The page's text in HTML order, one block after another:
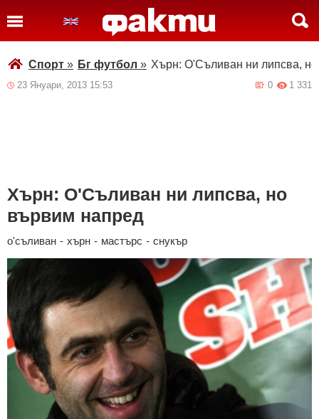
Спорт » Бг футбол » Хърн: О'Съливан ни липсва,
23 Януари, 2013 15:53 1 331
0
Хърн: О'Съливан ни липсва, но
вървим напред
о'съливан - хърн - мастърс - снукър